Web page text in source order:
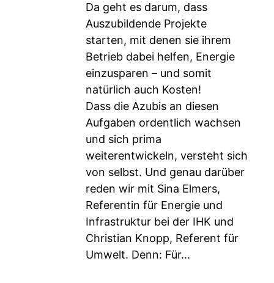
Da geht es darum, dass
Auszubildende Projekte
starten, mit denen sie ihrem
Betrieb dabei helfen, Energie
einzusparen – und somit
natürlich auch Kosten!
Dass die Azubis an diesen
Aufgaben ordentlich wachsen
und sich prima
weiterentwickeln, versteht sich
von selbst. Und genau darüber
reden wir mit Sina Elmers,
Referentin für Energie und
Infrastruktur bei der IHK und
Christian Knopp, Referent für
Umwelt. Denn: Für...